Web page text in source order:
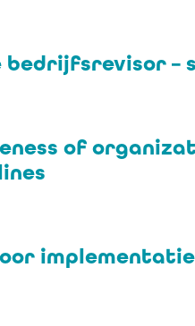
–
of
implementatie